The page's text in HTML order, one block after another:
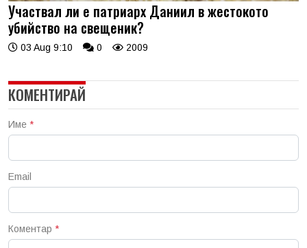
Участвал ли е патриарх Даниил в жестокото
убийство на свещеник?
03 Aug 9:10 0 2009
КОМЕНТИРАЙ
Име *
Email
Коментар *